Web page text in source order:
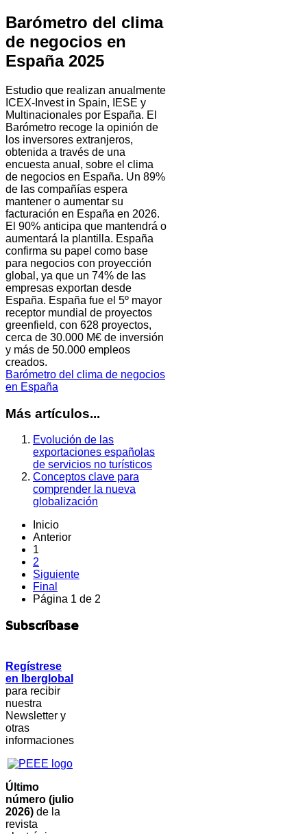
Barómetro del clima
de negocios en
España 2025
Estudio que realizan anualmente
ICEX-Invest in Spain, IESE y
Multinacionales por España. El
Barómetro recoge la opinión de
los inversores extranjeros,
obtenida a través de una
encuesta anual, sobre el clima
de negocios en España. Un 89%
de las compañías espera
mantener o aumentar su
facturación en España en 2026.
El 90% anticipa que mantendrá o
aumentará la plantilla. España
confirma su papel como base
para negocios con proyección
global, ya que un 74% de las
empresas exportan desde
España. España fue el 5º mayor
receptor mundial de proyectos
greenfield, con 628 proyectos,
cerca de 30.000 M€ de inversión
y más de 50.000 empleos
creados.
Barómetro del clima de negocios
en España
Más artículos...
Evolución de las
exportaciones españolas
de servicios no turísticos
Conceptos clave para
comprender la nueva
globalización
Inicio
Anterior
1
2
Siguiente
Final
Página 1 de 2
Subscríbase
Regístrese
en Iberglobal
para recibir
nuestra
Newsletter y
otras
informaciones
Último
número (julio
2026) de la
revista